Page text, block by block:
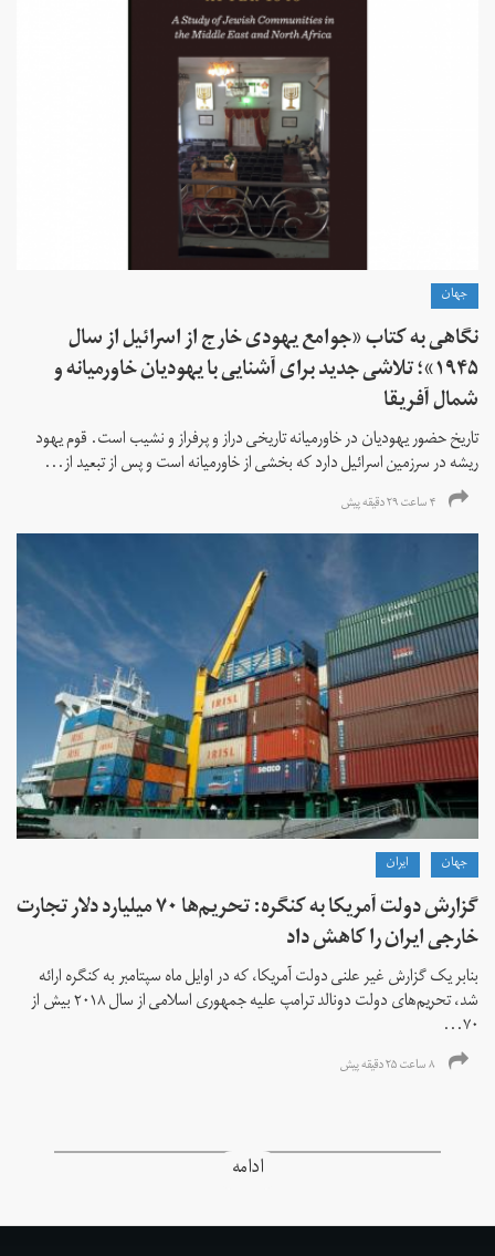
جهان
نگاهی به کتاب «جوامع یهودی خارج از اسرائیل از سال
۱۹۴۵»؛ تلاشی جدید برای آشنایی با یهودیان خاورمیانه و
شمال آفریقا
تاریخ حضور یهودیان در خاورمیانه تاریخی دراز و پرفراز و نشیب است. قوم یهود
ریشه در سرزمین اسرائیل دارد که بخشی از خاورمیانه است و پس از تبعید از...
۴ ساعت ۲۹ دقیقه پیش
جهان ايران
گزارش دولت آمریکا به کنگره: تحریم‌ها ۷۰ میلیارد دلار تجارت
خارجی ایران را کاهش داد
بنابر یک گزارش غیر علنی دولت آمریکا، که در اوایل ماه سپتامبر به کنگره ارائه
شد، تحریم‌های دولت دونالد ترامپ علیه جمهوری اسلامی از سال ۲۰۱۸ بیش از
۷۰...
۸ ساعت ۲۵ دقیقه پیش
ادامه